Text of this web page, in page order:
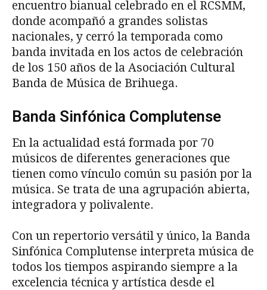
encuentro bianual celebrado en el RCSMM,
donde acompañó a grandes solistas
nacionales, y cerró la temporada como
banda invitada en los actos de celebración
de los 150 años de la Asociación Cultural
Banda de Música de Brihuega.
Banda Sinfónica Complutense
En la actualidad está formada por 70
músicos de diferentes generaciones que
tienen como vínculo común su pasión por la
música. Se trata de una agrupación abierta,
integradora y polivalente.
Con un repertorio versátil y único, la Banda
Sinfónica Complutense interpreta música de
todos los tiempos aspirando siempre a la
excelencia técnica y artística desde el